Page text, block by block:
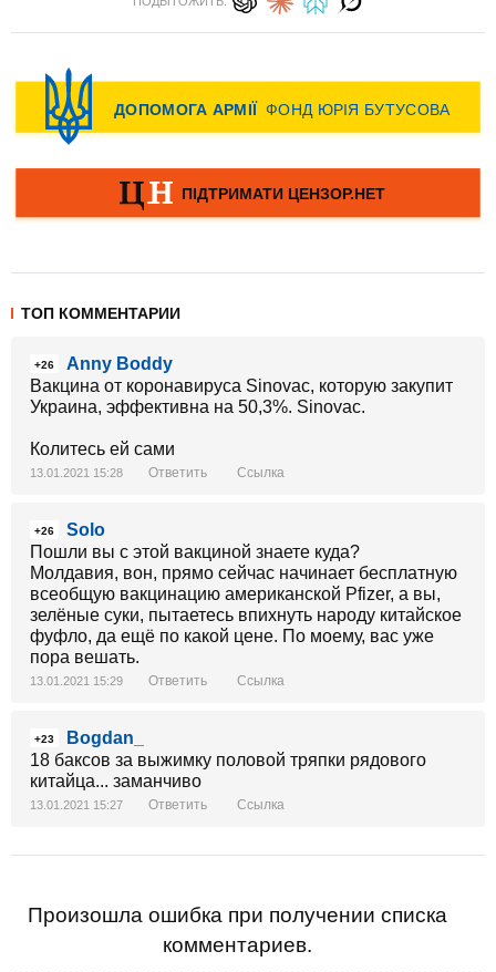
ТОП КОММЕНТАРИИ
+26
Anny Boddy
Вакцина от коронавируса Sinovac, которую закупит
Украина, эффективна на 50,3%. Sinovac.
Колитесь ей сами
13.01.2021 15:28 Ответить Ссылка
+26
Solo
Пошли вы с этой вакциной знаете куда?
Молдавия, вон, прямо сейчас начинает бесплатную
всеобщую вакцинацию американской Pfizer, а вы,
зелёные суки, пытаетесь впихнуть народу китайское
фуфло, да ещё по какой цене. По моему, вас уже
пора вешать.
13.01.2021 15:29 Ответить Ссылка
+23
Bogdan_
18 баксов за выжимку половой тряпки рядового
китайца... заманчиво
13.01.2021 15:27 Ответить Ссылка
Произошла ошибка при получении списка
комментариев.